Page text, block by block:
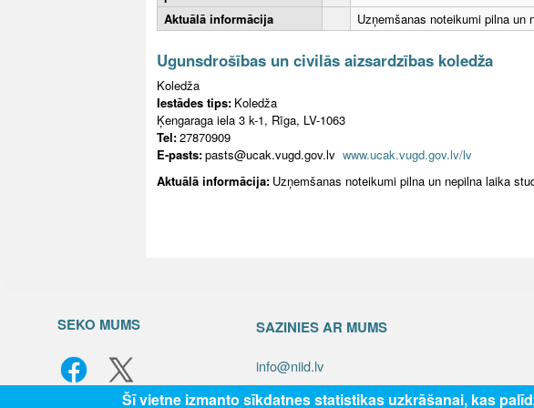
Aktuālā informācija
Uzņemšanas noteikumi pilna un
Ugunsdrošības un civilās aizsardzības koledža
Koledža
Iestādes tips: Koledža
Ķengaraga iela 3 k-1, Rīga, LV-1063
Tel:27870909
E-pasts:pasts@ucak.vugd.gov.lv www.ucak.vugd.gov.lv/lv
Aktuālā informācija: Uzņemšanas noteikumi pilna un nepilna laika
SEKO MUMS SAZINIES AR MUMS
info@niid.lv
Šī vietne izmanto sīkdatnes statistikas uzkrāšanai, kas